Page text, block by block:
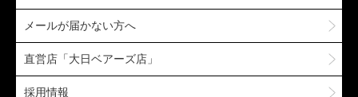
メールが届かない方へ
直営店「大日ベアーズ店」
採用情報